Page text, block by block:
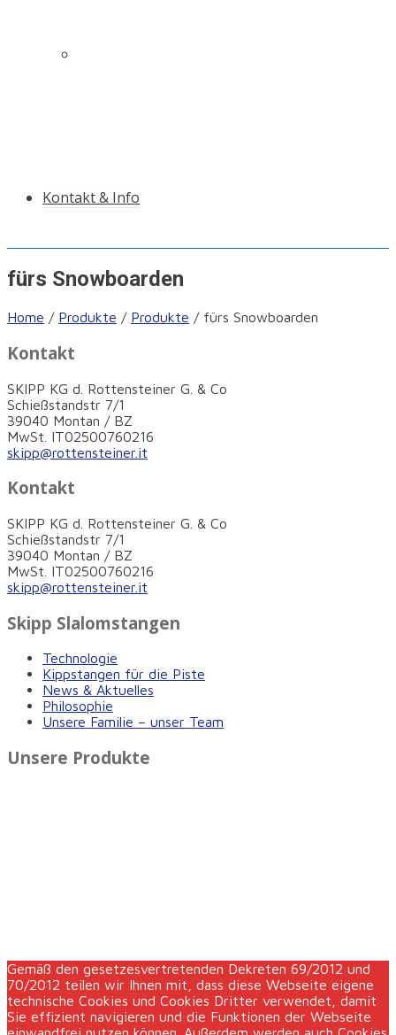
Kontakt & Info
fürs Snowboarden
Home / Produkte / Produkte / fürs Snowboarden
Kontakt
SKIPP KG d. Rottensteiner G. & Co
Schießstandstr 7/1
39040 Montan / BZ
MwSt. IT02500760216
skipp@rottensteiner.it
Kontakt
SKIPP KG d. Rottensteiner G. & Co
Schießstandstr 7/1
39040 Montan / BZ
MwSt. IT02500760216
skipp@rottensteiner.it
Skipp Slalomstangen
Technologie
Kippstangen für die Piste
News & Aktuelles
Philosophie
Unsere Familie – unser Team
Unsere Produkte
Gemäß den gesetzesvertretenden Dekreten 69/2012 und
70/2012 teilen wir Ihnen mit, dass diese Webseite eigene
technische Cookies und Cookies Dritter verwendet, damit
Sie effizient navigieren und die Funktionen der Webseite